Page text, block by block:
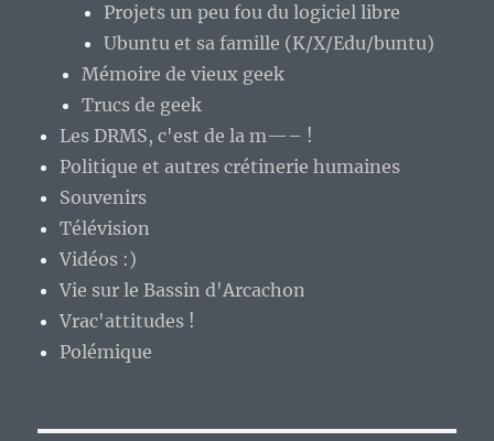
Projets un peu fou du logiciel libre
Ubuntu et sa famille (K/X/Edu/buntu)
Mémoire de vieux geek
Trucs de geek
Les DRMS, c'est de la m—– !
Politique et autres crétinerie humaines
Souvenirs
Télévision
Vidéos :)
Vie sur le Bassin d'Arcachon
Vrac'attitudes !
Polémique